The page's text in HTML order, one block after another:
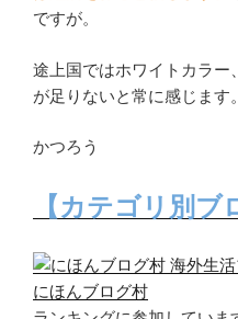
ですが。
途上国ではホワイトカラー
が足りないと常に感じます。
かつろう
【カテゴリ別ブ
にほんブログ村